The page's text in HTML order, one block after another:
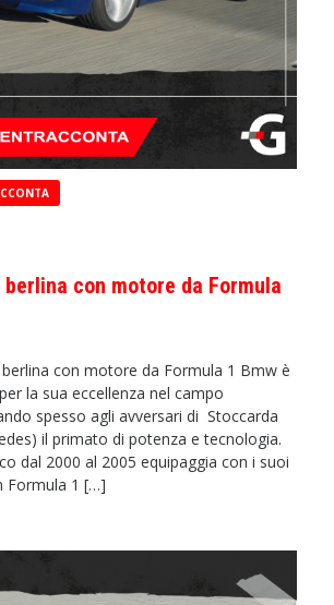
berlina con motore da Formula
con motore da Formula 1 Bmw è
la sua eccellenza nel campo
spesso agli avversari di Stoccarda
il primato di potenza e tecnologia.
dal 2000 al 2005 equipaggia con i suoi
Formula 1 […]